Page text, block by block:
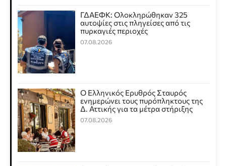
ΓΔΑΕΦΚ: Ολοκληρώθηκαν 325
αυτοψίες στις πληγείσες από τις
πυρκαγιές περιοχές
07.08.2026
Ο Ελληνικός Ερυθρός Σταυρός
ενημερώνει τους πυρόπληκτους της
Δ. Αττικής για τα μέτρα στήριξης
07.08.2026